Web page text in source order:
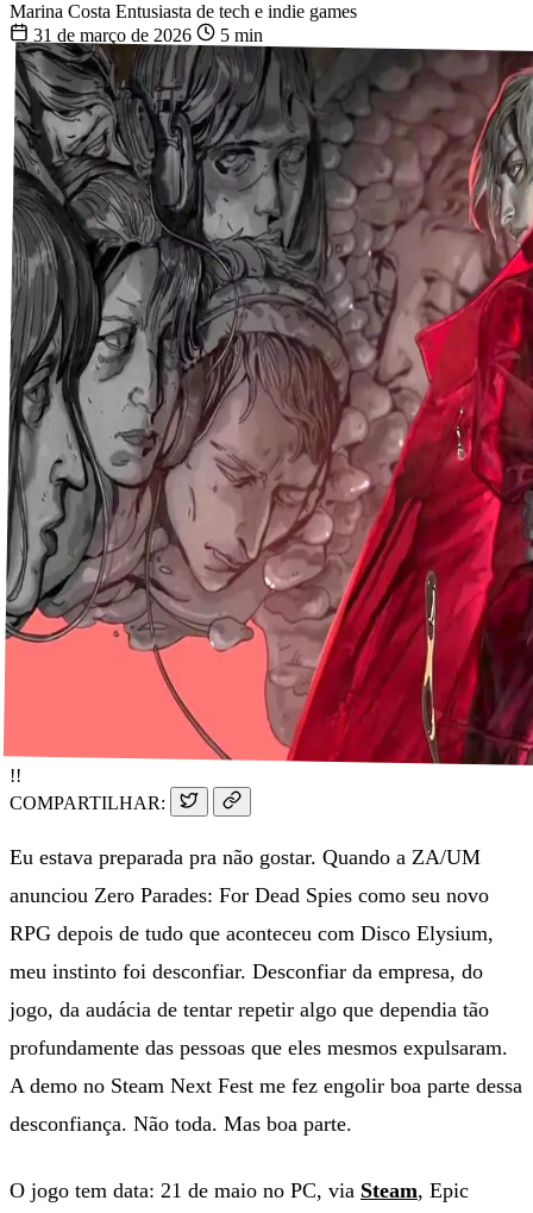
Marina Costa Entusiasta de tech e indie games
31 de março de 2026
5 min
!!
COMPARTILHAR:
Eu estava preparada pra não gostar. Quando a ZA/UM
anunciou Zero Parades: For Dead Spies como seu novo
RPG depois de tudo que aconteceu com Disco Elysium,
meu instinto foi desconfiar. Desconfiar da empresa, do
jogo, da audácia de tentar repetir algo que dependia tão
profundamente das pessoas que eles mesmos expulsaram.
A demo no Steam Next Fest me fez engolir boa parte dessa
desconfiança. Não toda. Mas boa parte.
O jogo tem data: 21 de maio no PC, via Steam, Epic